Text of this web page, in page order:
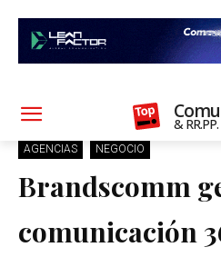
& RR.PP.
AGENCIAS NEGOCIO
Brandscomm
comunicación